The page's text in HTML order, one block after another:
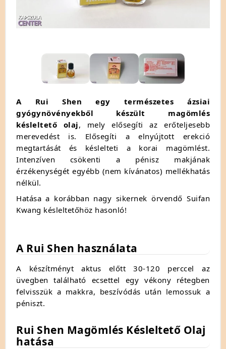
A Rui Shen egy természetes ázsiai
gyógynövényekből készült magömlés
késleltető olaj, mely elősegíti az erőteljesebb
merevedést is. Elősegíti a elnyújtott erekció
megtartását és késlelteti a korai magömlést.
Intenzíven csökenti a pénisz makjának
érzékenységét egyébb (nem kívánatos) mellékhatás
nélkül.
Hatása a korábban nagy sikernek örvendő Suifan
Kwang késleltetőhöz hasonló!
A Rui Shen használata
A készítményt aktus előtt 30-120 perccel az
üvegben található ecsettel egy vékony rétegben
felvisszük a makkra, beszívódás után lemossuk a
péniszt.
Rui Shen Magömlés Késleltető Olaj
hatása